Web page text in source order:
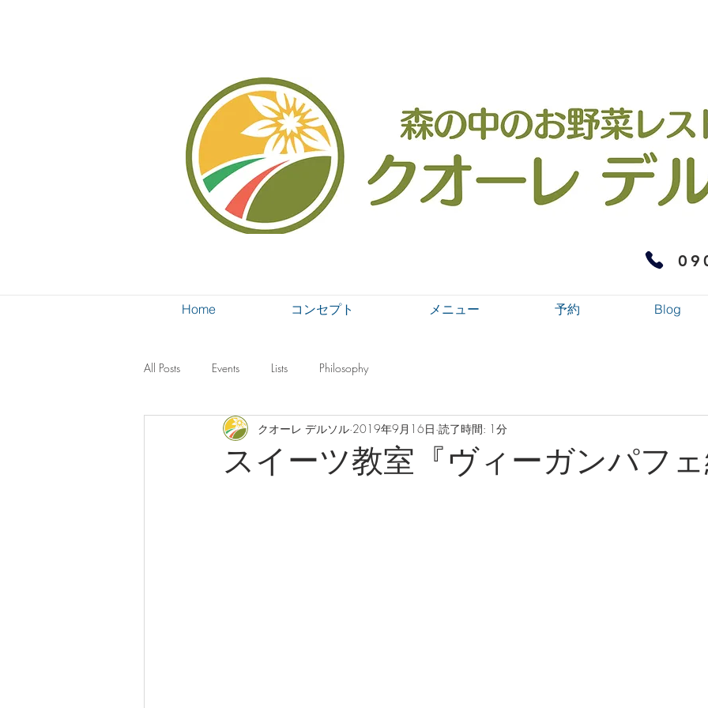
Home コンセプト メニュー 予約 Blog
All Posts Events Lists Philosophy
スイーツ教室『ヴィーガンパフ
クオーレ デルソル 2019年9月16日 読了時間: 1分